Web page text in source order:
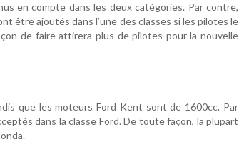
en compte dans les deux catégories. Par contre,
être ajoutés dans l’une des classes si les pilotes le
de faire attirera plus de pilotes pour la nouvelle
que les moteurs Ford Kent sont de 1600cc. Par
dans la classe Ford. De toute façon, la plupart